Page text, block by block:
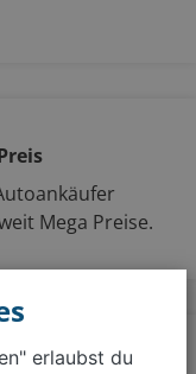
erlaubst du
Mega Preise.